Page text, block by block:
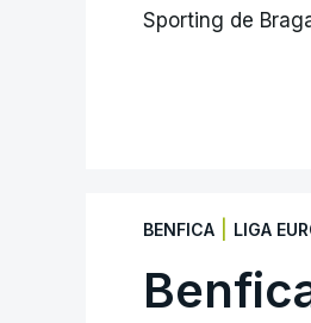
Sporting de
BENFICA LIGA